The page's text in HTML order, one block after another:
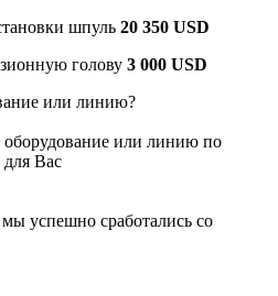
шпуль 20 350 USD
голову 3 000 USD
или линию?
или линию по
Вас
успешно сработались со